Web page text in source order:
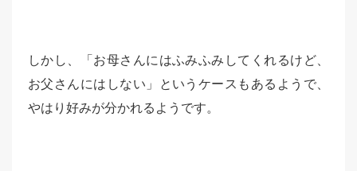
しかし、「お母さんにはふみふみしてくれるけど、
お父さんにはしない」というケースもあるようで、
やはり好みが分かれるようです。